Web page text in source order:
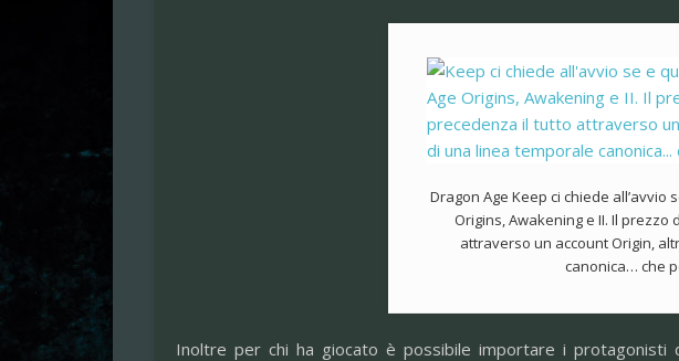
Dragon Age Keep ci chiede
Origins, Awakening e II. Il
attraverso un account Origin,
canonica… che
Inoltre per chi ha giocato è possibile importare i protagonisti